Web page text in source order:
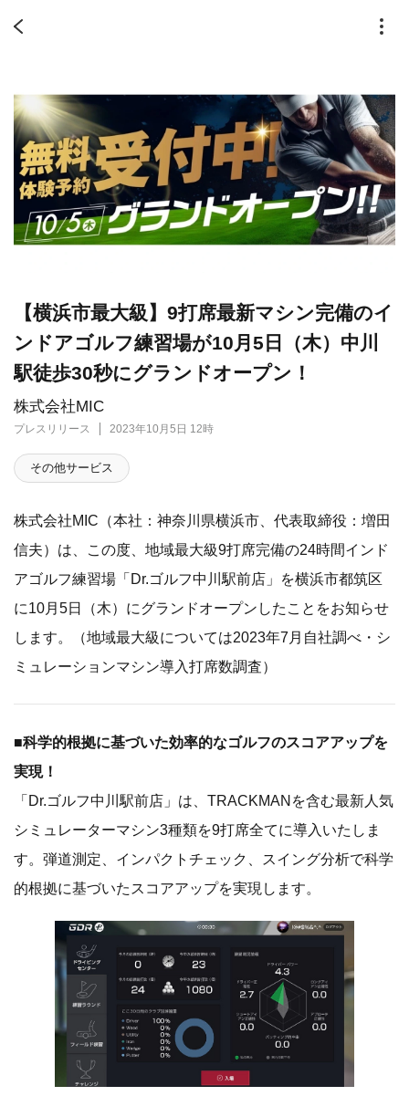
株式会社MIC
プレスリリース 2023年10月5日 12時
【横浜市最大級】9打席最新マシン完備のイ
ンドアゴルフ練習場が10月5日（木）中川
駅徒歩30秒にグランドオープン！
その他サービス
株式会社MIC（本社：神奈川県横浜市、代表取締役：増田
信夫）は、この度、地域最大級9打席完備の24時間インド
アゴルフ練習場「Dr.ゴルフ中川駅前店」を横浜市都筑区
に10月5日（木）にグランドオープンしたことをお知らせ
します。（地域最大級については2023年7月自社調べ・シ
ミュレーションマシン導入打席数調査）
■科学的根拠に基づいた効率的なゴルフのスコアアップを
実現！
「Dr.ゴルフ中川駅前店」は、TRACKMANを含む最新人気
シミュレーターマシン3種類を9打席全てに導入いたしま
す。弾道測定、インパクトチェック、スイング分析で科学
的根拠に基づいたスコアアップを実現します。